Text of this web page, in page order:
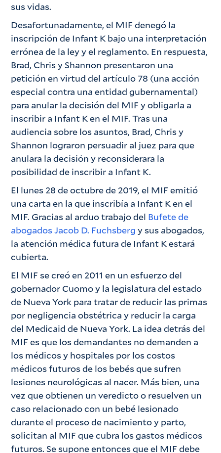
sus vidas.
Desafortunadamente, el MIF denegó la
inscripción de Infant K bajo una interpretación
errónea de la ley y el reglamento. En respuesta,
Brad, Chris y Shannon presentaron una
petición en virtud del artículo 78 (una acción
especial contra una entidad gubernamental)
para anular la decisión del MIF y obligarla a
inscribir a Infant K en el MIF. Tras una
audiencia sobre los asuntos, Brad, Chris y
Shannon lograron persuadir al juez para que
anulara la decisión y reconsiderara la
posibilidad de inscribir a Infant K.
El lunes 28 de octubre de 2019, el MIF emitió
una carta en la que inscribía a Infant K en el
MIF. Gracias al arduo trabajo del Bufete de
abogados Jacob D. Fuchsberg y sus abogados,
la atención médica futura de Infant K estará
cubierta.
El MIF se creó en 2011 en un esfuerzo del
gobernador Cuomo y la legislatura del estado
de Nueva York para tratar de reducir las primas
por negligencia obstétrica y reducir la carga
del Medicaid de Nueva York. La idea detrás del
MIF es que los demandantes no demanden a
los médicos y hospitales por los costos
médicos futuros de los bebés que sufren
lesiones neurológicas al nacer. Más bien, una
vez que obtienen un veredicto o resuelven un
caso relacionado con un bebé lesionado
durante el proceso de nacimiento y parto,
solicitan al MIF que cubra los gastos médicos
futuros. Se supone entonces que el MIF debe